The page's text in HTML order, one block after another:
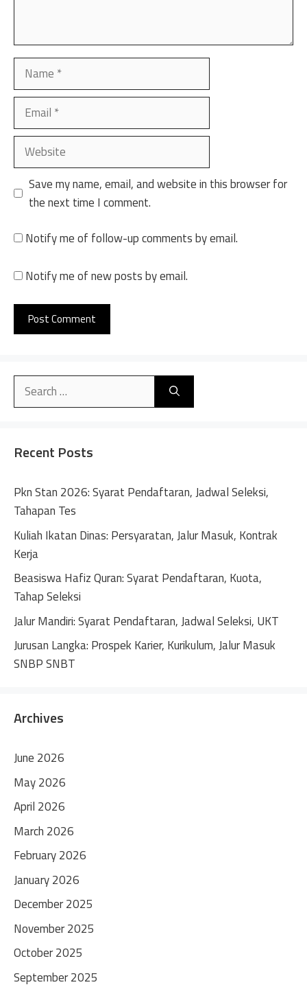
Name
Email
Website
Save my name, email, and website in this browser for
the next time I comment.
Notify me of follow-up comments by email.
Notify me of new posts by email.
e
a
i
v
e
:
Search
Recent Posts
Pkn Stan 2026: Syarat Pendaftaran, Jadwal Seleksi,
Tahapan Tes
Kuliah Ikatan Dinas: Persyaratan, Jalur Masuk, Kontrak
Kerja
Beasiswa Hafiz Quran: Syarat Pendaftaran, Kuota,
Tahap Seleksi
Jalur Mandiri: Syarat Pendaftaran, Jadwal Seleksi, UKT
Jurusan Langka: Prospek Karier, Kurikulum, Jalur Masuk
SNBP SNBT
Archives
June 2026
May 2026
April 2026
March 2026
February 2026
January 2026
December 2025
November 2025
October 2025
September 2025